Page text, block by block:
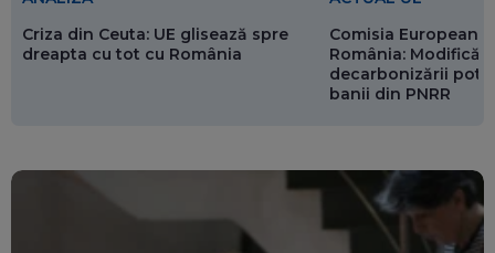
Criza din Ceuta: UE glisează spre
dreapta cu tot cu România
Comisia Europeană
România:
decarbonizării pot
banii din PNRR